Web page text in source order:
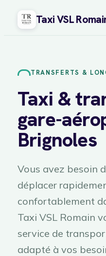
Taxi VSL
TRANSFERTS &
Taxi &
gare-
Brignoles
Vous avez besoin
déplacer
confortablement
Taxi VSL Romain
service de
adapté à vos